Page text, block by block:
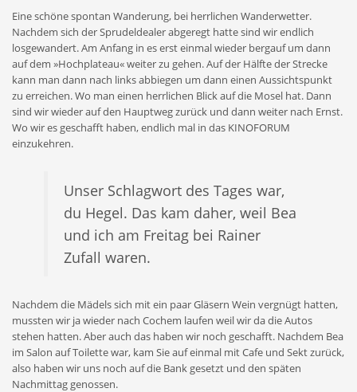
Eine schöne spontan Wanderung, bei herrlichen Wanderwetter.
Nachdem sich der Sprudeldealer abgeregt hatte sind wir endlich
losgewandert. Am Anfang in es erst einmal wieder bergauf um dann
auf dem »Hochplateau« weiter zu gehen. Auf der Hälfte der Strecke
kann man dann nach links abbiegen um dann einen Aussichtspunkt
zu erreichen. Wo man einen herrlichen Blick auf die Mosel hat. Dann
sind wir wieder auf den Hauptweg zurück und dann weiter nach Ernst.
Wo wir es geschafft haben, endlich mal in das KINOFORUM
einzukehren.
Unser Schlagwort des Tages war,
du Hegel. Das kam daher, weil Bea
und ich am Freitag bei Rainer
Zufall waren.
Nachdem die Mädels sich mit ein paar Gläsern Wein vergnügt hatten,
mussten wir ja wieder nach Cochem laufen weil wir da die Autos
stehen hatten. Aber auch das haben wir noch geschafft. Nachdem Bea
im Salon auf Toilette war, kam Sie auf einmal mit Cafe und Sekt zurück,
also haben wir uns noch auf die Bank gesetzt und den späten
Nachmittag genossen.